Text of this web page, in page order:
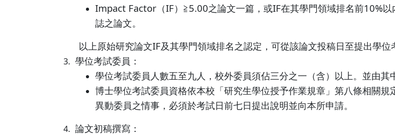
Impact Factor（IF）≧5.00之論文一篇，或IF在其學門領域排名前10%
誌之論文。
以上原始研究論文IF及其學門領域排名之認定，可從該論文投稿日至提出學位
3. 學位考試委員：
學位考試委員人數五至九人，校外委員須佔三分之一（含）以上。並由其
博士學位考試委員資格依本校「研究生學位授予作業規章」第八條相關
異動委員之情事，必須於考試日前七日提出說明並向本所申請。
4. 論文初稿撰寫：